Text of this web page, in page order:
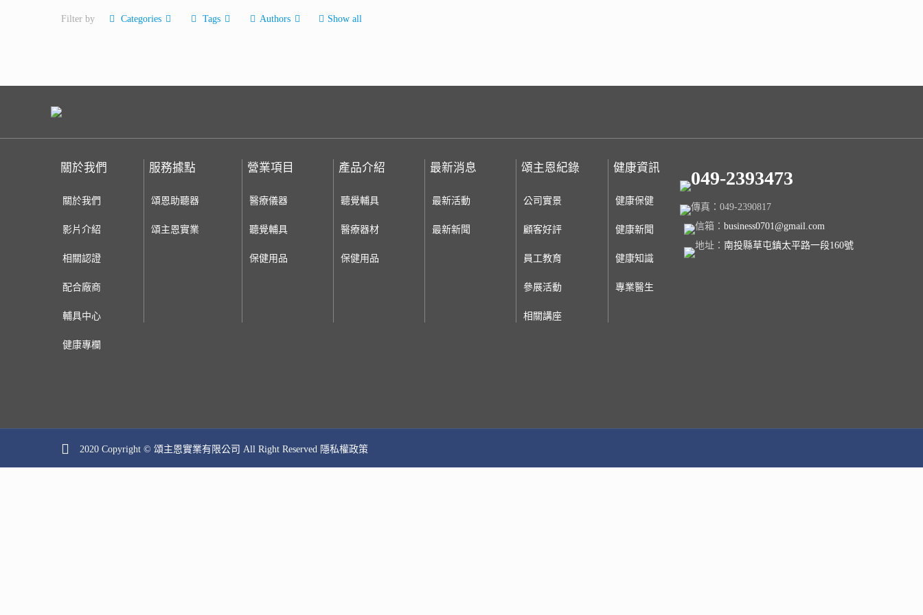
Filter by Categories Tags Authors Show all
關於我們
關於我們
影片介紹
相關認證
配合廠商
輔具中心
健康專欄
服務據點
頌恩助聽器
頌主恩實業
營業項目
醫療儀器
聽覺輔具
保健用品
產品介紹
聽覺輔具
醫療器材
保健用品
最新消息
最新活動
最新新聞
頌主恩紀錄
公司實景
顧客好評
員工教育
參展活動
相關講座
健康資訊
健康保健
健康新聞
健康知識
專業醫生
049-2393473
傳真：049-2390817
信箱： business0701@gmail.com
地址： 南投縣草屯鎮太平路一段160號
2020 Copyright © 頌主恩實業有限公司 All Right Reserved 隱私權政策